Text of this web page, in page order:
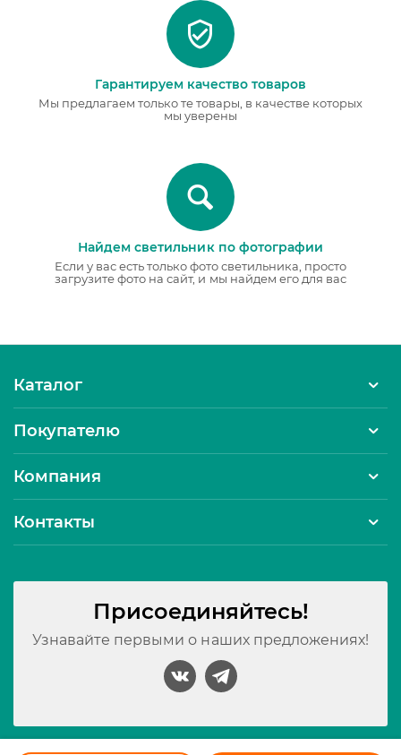
Гарантируем качество товаров
Мы предлагаем только те товары, в качестве которых
мы уверены
Найдем светильник по фотографии
Если у вас есть только фото светильника, просто
загрузите фото на сайт, и мы найдем его для вас
Каталог
Покупателю
Компания
Контакты
Присоединяйтесь!
Узнавайте первыми о наших предложениях!